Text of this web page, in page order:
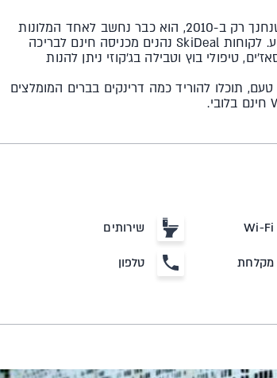
מלון ספא מפנק במיקום מעולה וקרוב לגונדולה. למרות שנחנך רק ב-2010, הוא כבר נחשב לאחד המלונות
הטובים בבנסקו ובבולגריה, וביקור בספא ימחיש לכם מדוע. לקוחות SkiDeal נהנים מכניסה חינם לבריכה
טיפולי בוץ וטבילה בג׳קוזי ניתן להנות
תוכלו להוריד כמה דרינקים בברים המומלצים
Wi-Fi שירותים
מקלחת טלפון